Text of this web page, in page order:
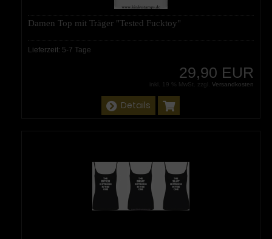
Damen Top mit Träger "Tested Fucktoy"
Lieferzeit: 5-7 Tage
29,90 EUR
inkl. 19 % MwSt. zzgl. Versandkosten
Details